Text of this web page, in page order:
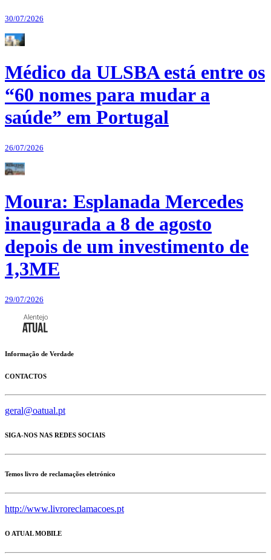
30/07/2026
Médico da ULSBA está entre os
“60 nomes para mudar a
saúde” em Portugal
26/07/2026
Moura: Esplanada Mercedes
inaugurada a 8 de agosto
depois de um investimento de
1,3ME
29/07/2026
Informação de Verdade
CONTACTOS
geral@oatual.pt
SIGA-NOS NAS REDES SOCIAIS
Temos livro de reclamações eletrónico
http://www.livroreclamacoes.pt
O ATUAL MOBILE